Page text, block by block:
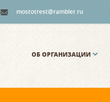
mostotrest@rambler.ru
ОБ ОРГАНИЗАЦИИ